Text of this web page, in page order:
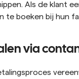
Als de klant
te boeken bij hun
via